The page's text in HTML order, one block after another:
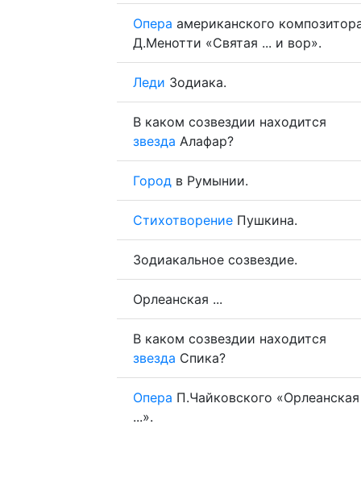
Опера американского
Д.Менотти «Святая ... и вор».
Леди Зодиака.
В каком созвездии находится
звезда Алафар?
Город в Румынии.
Стихотворение Пушкина.
Зодиакальное созвездие.
Орлеанская ...
В каком созвездии находится
звезда Спика?
Опера П.Чайковского «Орлеанская
...».